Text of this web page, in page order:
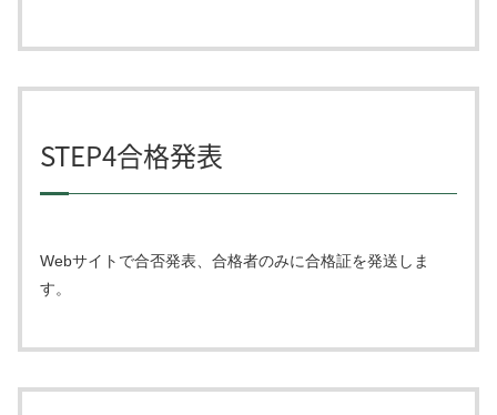
STEP4合格発表
Webサイトで合否発表、合格者のみに合格証を発送しま
す。